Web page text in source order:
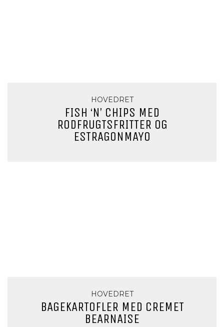
HOVEDRET
FISH ‘N’ CHIPS MED
RODFRUGTSFRITTER OG
ESTRAGONMAYO
HOVEDRET
BAGEKARTOFLER MED CREMET
BEARNAISE